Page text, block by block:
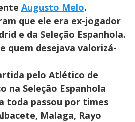
Augusto Melo.
que ele era ex-jogador
e da Seleção Espanhola.
quem desejava valorizá-
pelo Atlético de
na Seleção Espanhola
toda passou por times
Malaga, Rayo